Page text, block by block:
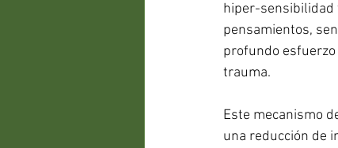
hiper-sensibilidad
pensamientos,
profundo
trauma.
Este mecanismo
una reducción de